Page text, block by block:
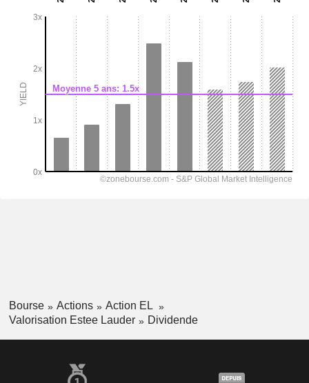
Bourse Actions
Action EL
Valorisation Estee Lauder
Dividende